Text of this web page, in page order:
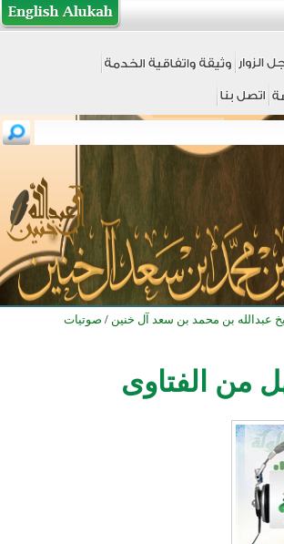
عبدالله بن محمد بن سعد آل خنين / صوتيات
من الفتاوى